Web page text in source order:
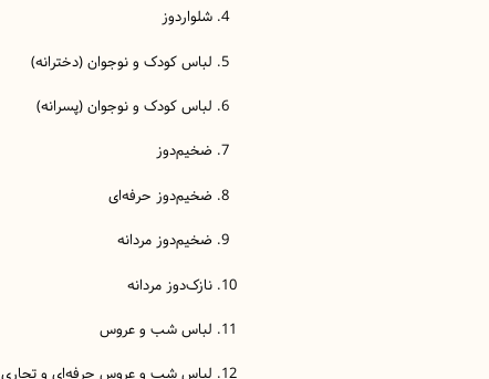
شلواردوز
لباس کودک و نوجوان (دخترانه)
لباس کودک و نوجوان (پسرانه)
ضخیم‌دوز
ضخیم‌دوز حرفه‌ای
ضخیم‌دوز مردانه
نازک‌دوز مردانه
لباس شب و عروس
لباس شب و عروس حرفه‌ای و تجاری